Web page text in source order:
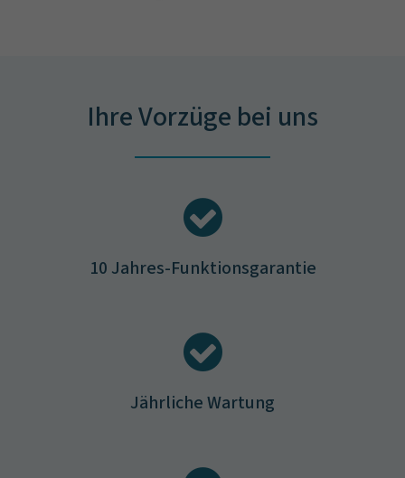
Ihre Vorzüge bei uns
10 Jahres-Funktionsgarantie
Jährliche Wartung